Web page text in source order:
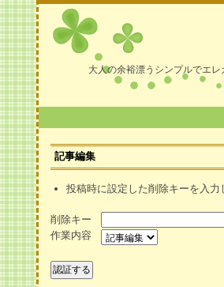
大人の余裕漂うシンプルでエ
記事編集
投稿時に設定した削除キーを入力
削除キー
作業内容